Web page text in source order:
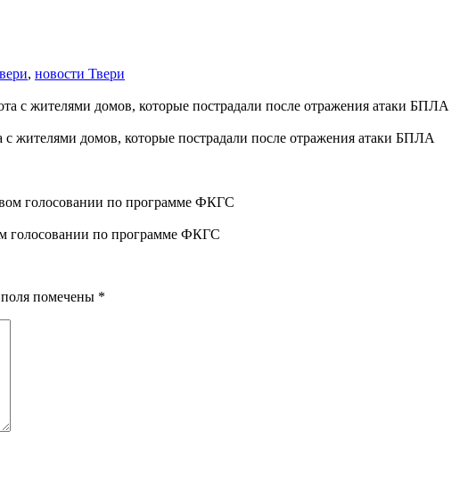
, новости Твери
жителями домов, которые пострадали после отражения атаки БПЛА
голосовании по программе ФКГС
помечены *